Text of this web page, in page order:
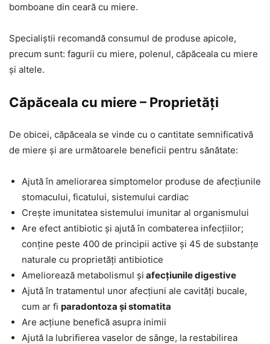
bomboane din ceară cu miere.
Specialiștii recomandă consumul de produse apicole,
precum sunt: fagurii cu miere, polenul, căpăceala cu miere
și altele.
Căpăceala cu miere – Proprietăți
De obicei, căpăceala se vinde cu o cantitate semnificativă
de miere și are următoarele beneficii pentru sănătate:
Ajută în ameliorarea simptomelor produse de afecțiunile
stomacului, ficatului, sistemului cardiac
Crește imunitatea sistemului imunitar al organismului
Are efect antibiotic și ajută în combaterea infecțiilor;
conține peste 400 de principii active și 45 de substanțe
naturale cu proprietăți antibiotice
Ameliorează metabolismul și afecțiunile digestive
Ajută în tratamentul unor afecțiuni ale cavități bucale,
cum ar fi paradontoza și stomatita
Are acțiune benefică asupra inimii
Ajută la lubrifierea vaselor de sânge, la restabilirea